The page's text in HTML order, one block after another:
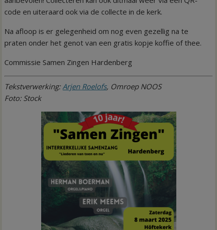
code en uiteraard ook via de collecte in de kerk.
Na afloop is er gelegenheid om nog even gezellig na te
praten onder het genot van een gratis kopje koffie of thee.
Commissie Samen Zingen Hardenberg
Tekstverwerking: Arjen Roelofs, Omroep NOOS
Foto: Stock